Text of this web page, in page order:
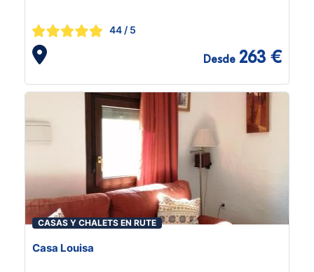
44 / 5
Desde 263 €
CASAS Y CHALETS EN RUTE
Casa Louisa